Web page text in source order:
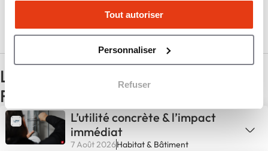
Tout autoriser
Personnaliser
Refuser
Rejoindre FHV en 3 points
Les dernières actualités de FHV -
France Hygiène Ventilation
L’utilité concrète & l’impact
immédiat
7 Août 2026Habitat & Bâtiment